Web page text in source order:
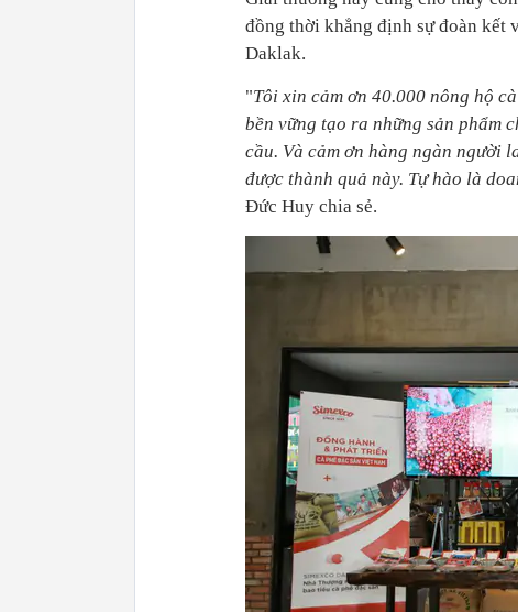
đồng thời khẳng định sự đoàn kết
Daklak.
"Tôi xin cảm ơn 40.000 nông hộ
bền vững tạo ra những sản phẩm
cầu. Và cảm ơn hàng ngàn người
được thành quả này. Tự hào là
Đức Huy chia sẻ.